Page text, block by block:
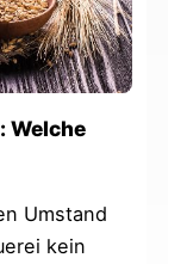
Welche
Umstand
kein